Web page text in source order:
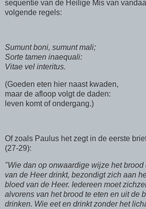
sequentie van de Heilige Mis van
volgende regels:
Sumunt boni, sumunt mali;
Sorte tamen inaequali:
Vitae vel interitus.
(Goeden eten hier naast kwaden,
maar de afloop volgt de daden:
leven komt of ondergang.)
Of zoals Paulus het zegt in de eerste
(27-29):
"Wie dan op onwaardige wijze het brood
van de Heer drinkt, bezondigt zich aan
bloed van de Heer. Iedereen moet
alvorens van het brood te eten en uit de
drinken. Wie eet en drinkt zonder het